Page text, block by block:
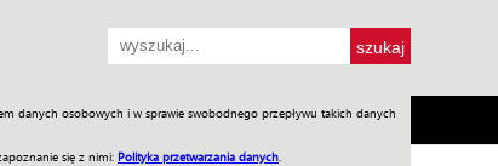
danych osobowych i w sprawie swobodnego przepływu takich danych
się z nimi: Polityka przetwarzania danych
Jednodniówki Praca w WIW